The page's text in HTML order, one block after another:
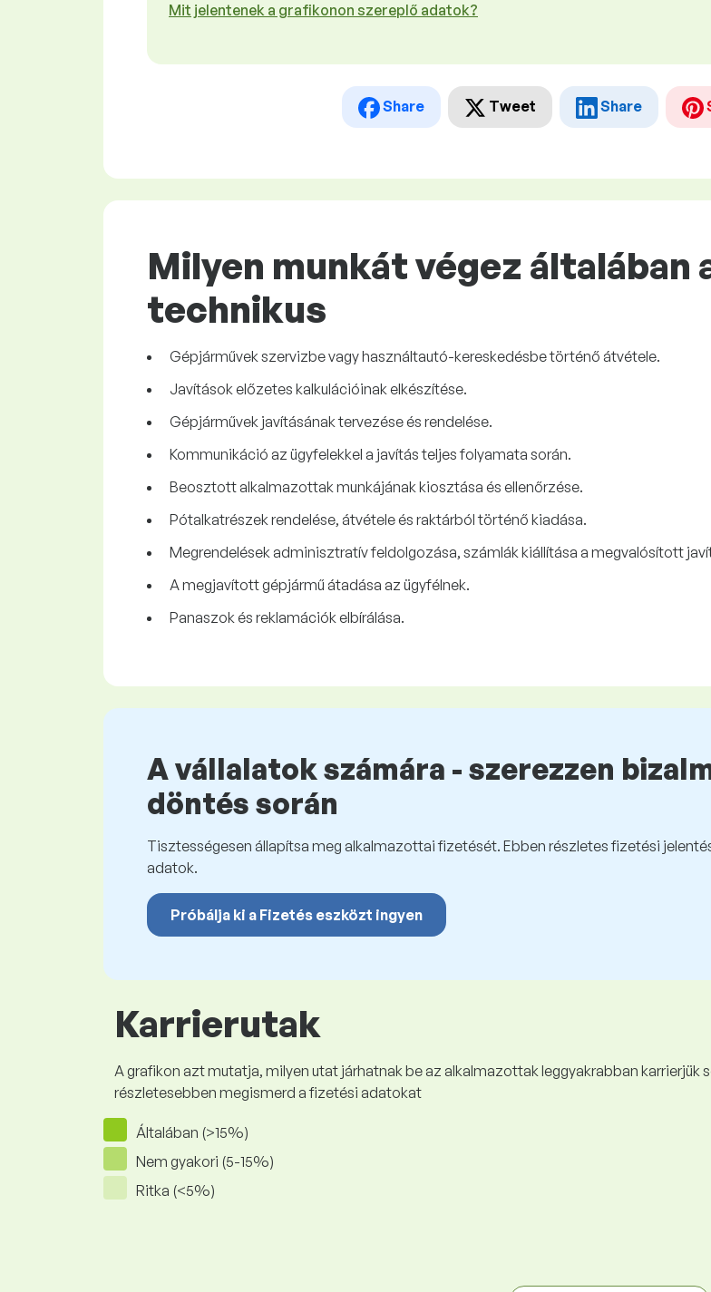
Mit jelentenek a grafikonon szereplő adatok?
Share Tweet Share
Milyen munkát végez általában
technikus
Gépjárművek szervizbe vagy használtautó-kereskedésbe történő átvétele.
Javítások előzetes kalkulációinak elkészítése.
Gépjárművek javításának tervezése és rendelése.
Kommunikáció az ügyfelekkel a javítás teljes folyamata során.
Beosztott alkalmazottak munkájának kiosztása és ellenőrzése.
Pótalkatrészek rendelése, átvétele és raktárból történő kiadása.
Megrendelések adminisztratív feldolgozása, számlák kiállítása a megvalósított
A megjavított gépjármű átadása az ügyfélnek.
Panaszok és reklamációk elbírálása.
A vállalatok számára - szerezzen
döntés során
Tisztességesen állapítsa meg alkalmazottai fizetését. Ebben részletes fizetési
adatok.
Próbálja ki a Fizetés eszközt ingyen
Karrierutak
A grafikon azt mutatja, milyen utat járhatnak be az alkalmazottak leggyakrabban
részletesebben megismerd a fizetési adatokat
Általában (>15%)
Nem gyakori (5-15%)
Ritka (<5%)